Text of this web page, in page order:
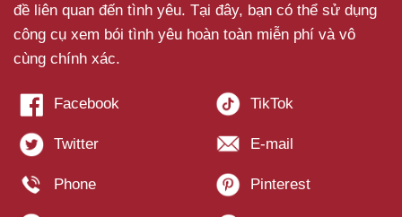
đề liên quan đến tình yêu. Tại đây, bạn có thể sử dụng
công cụ xem bói tình yêu hoàn toàn miễn phí và vô
cùng chính xác.